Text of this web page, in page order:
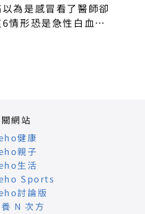
為是感冒看了醫師卻
情形恐是急性白血
網站
健康
親子
生活
Sports
討論版
N 次方